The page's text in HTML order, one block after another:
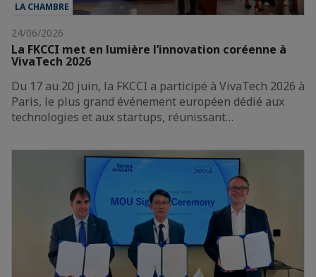
LA CHAMBRE
24/06/2026
La FKCCI met en lumière l’innovation coréenne à
VivaTech 2026
Du 17 au 20 juin, la FKCCI a participé à VivaTech 2026 à
Paris, le plus grand événement européen dédié aux
technologies et aux startups, réunissant…